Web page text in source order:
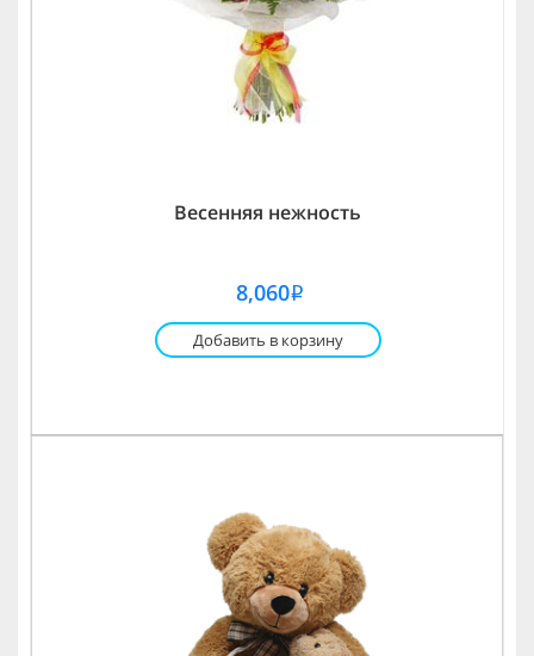
Весенняя нежность
8,060i
Добавить в корзину